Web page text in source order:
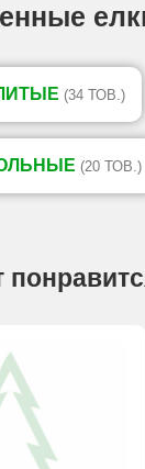
(34 ТОВ.)
(20 ТОВ.)